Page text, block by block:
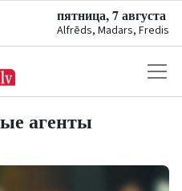
пятница, 7 августа
Alfrēds, Madars, Fredis
агенты